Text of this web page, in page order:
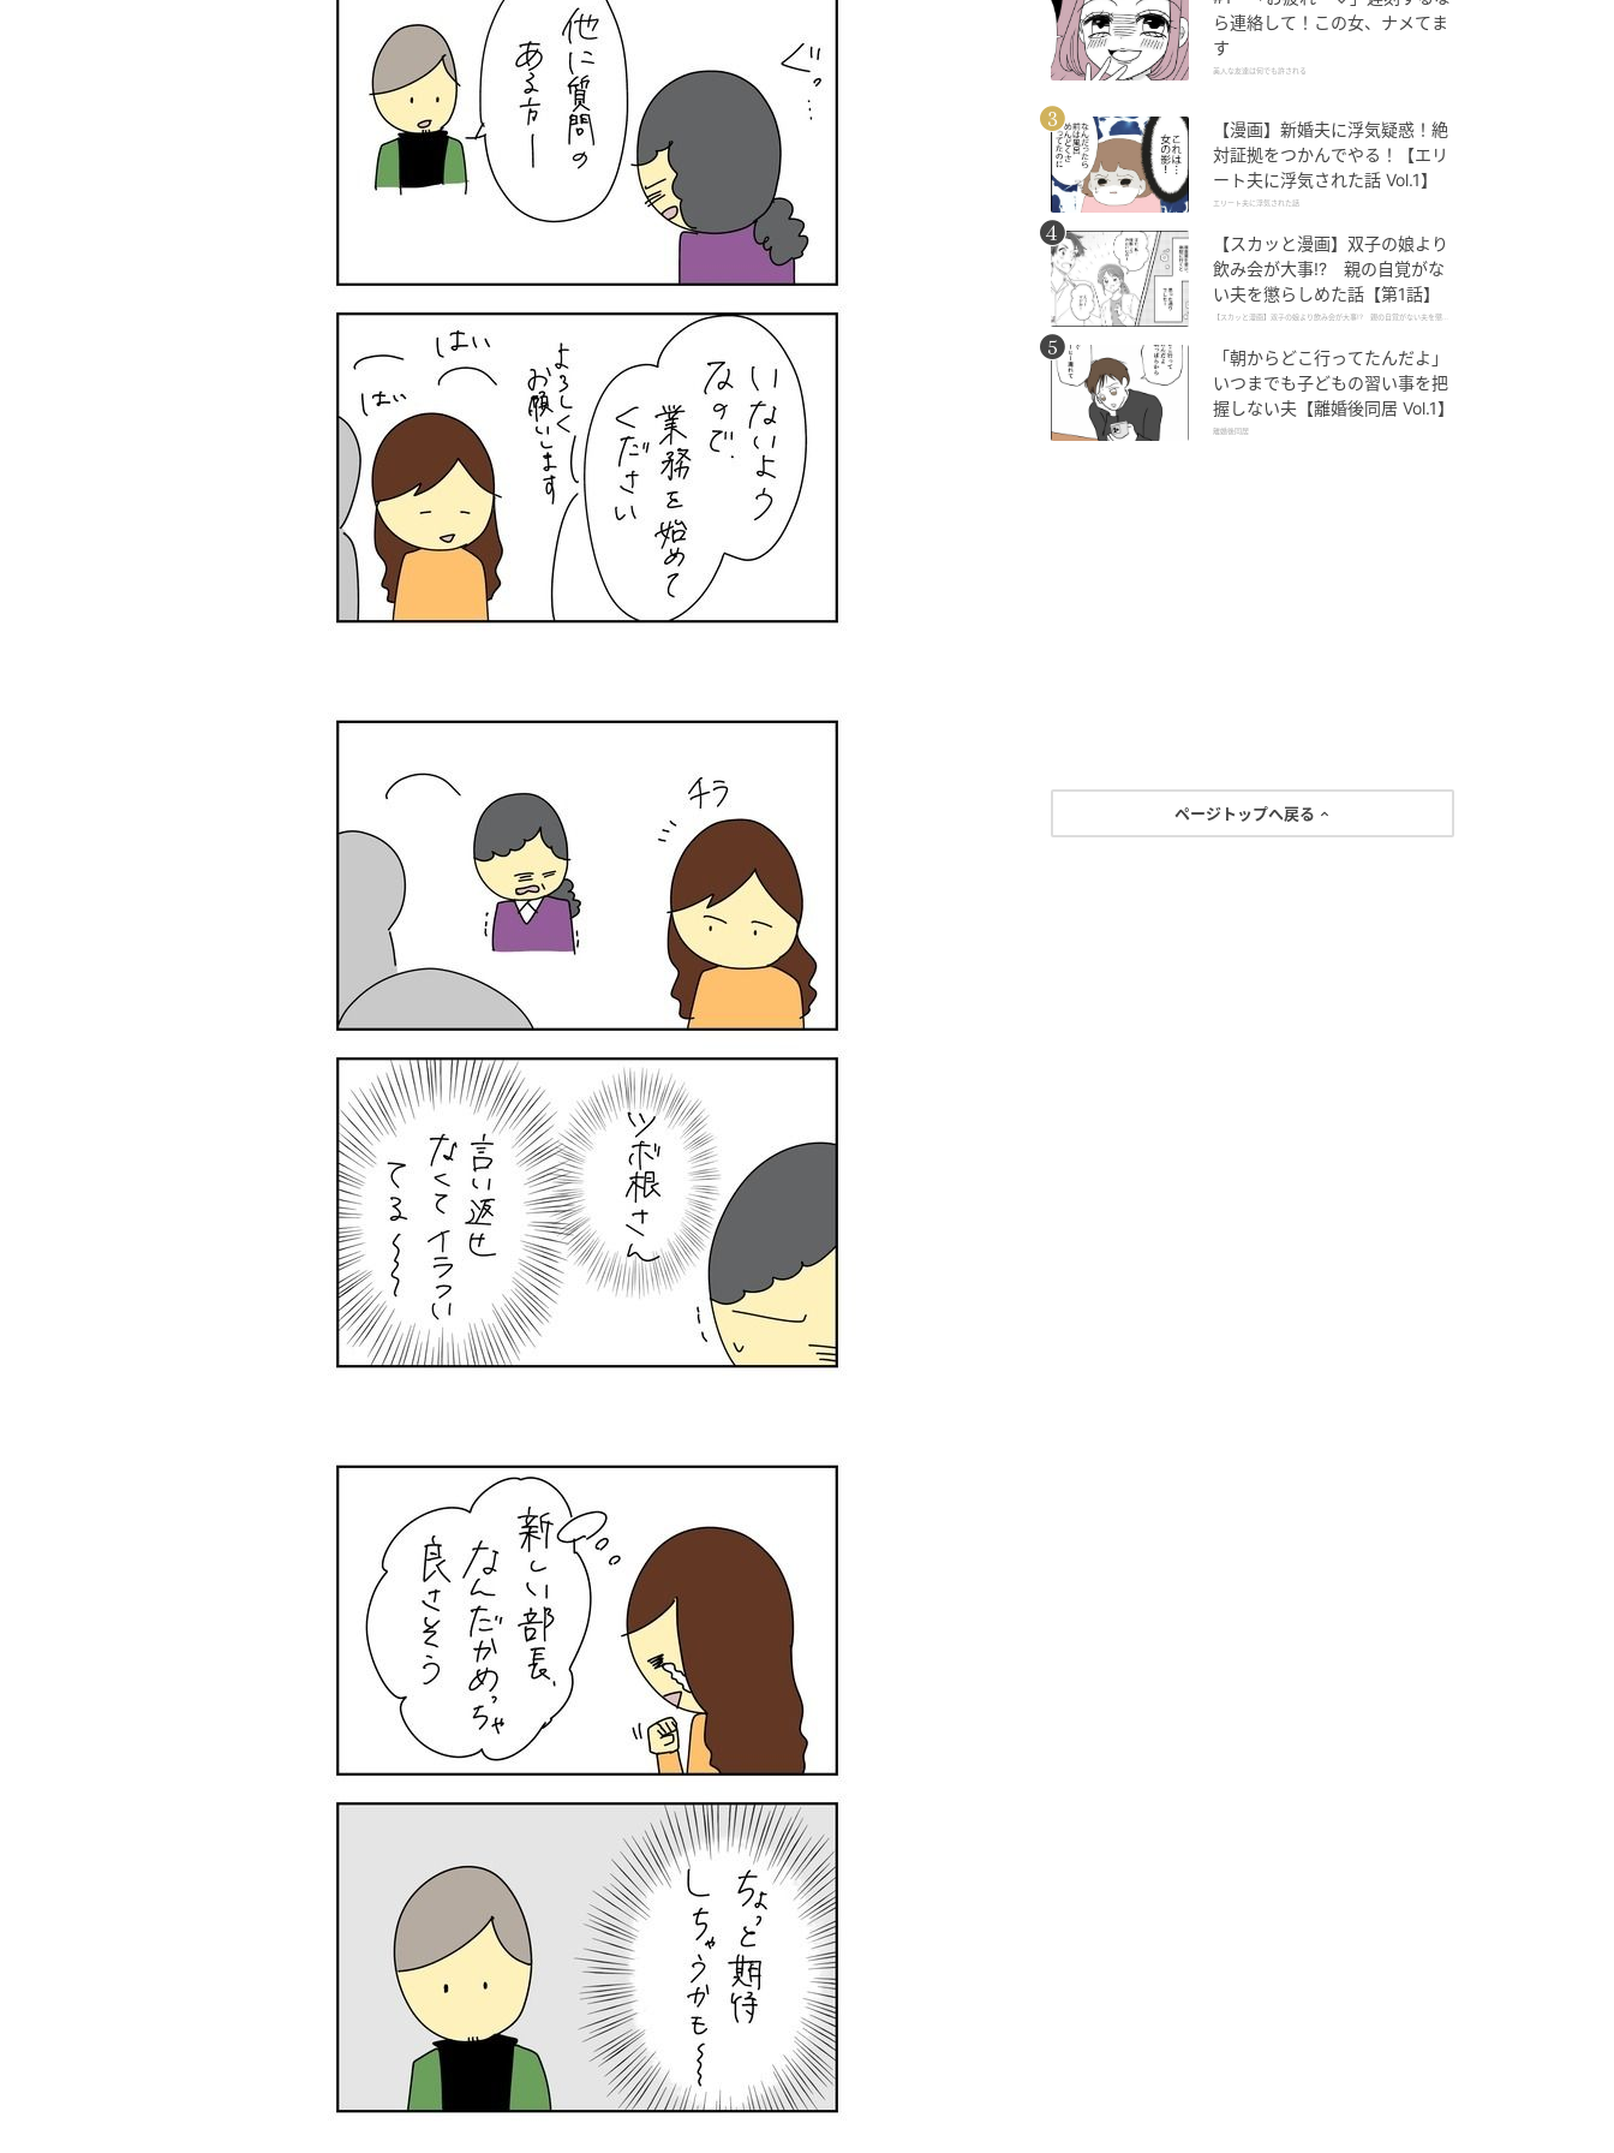
ら連絡して！この女、ナメてま
す
美人な友達は何でも許される
【漫画】新婚夫に浮気疑惑！絶
対証拠をつかんでやる！【エリ
ート夫に浮気された話 Vol.1】
エリート夫に浮気された話
【スカッと漫画】双子の娘より
飲み会が大事!? 親の自覚がな
い夫を懲らしめた話【第1話】
【スカッと漫画】双子の娘より飲み会が大事!? 親の自覚がない夫を懲ら
「朝からどこ行ってたんだよ」
いつまでも子どもの習い事を把
握しない夫【離婚後同居 Vol.1】
離婚後同居
ページトップへ戻る